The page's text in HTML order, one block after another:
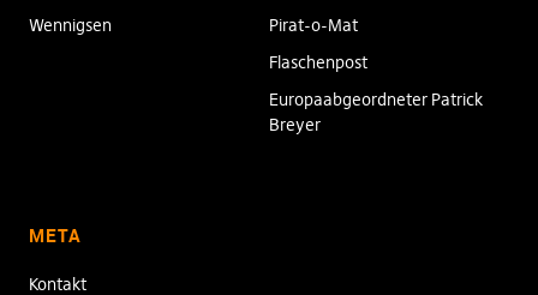
Wennigsen
Pirat-o-Mat
Flaschenpost
Europaabgeordneter Patrick
Breyer
META
Kontakt